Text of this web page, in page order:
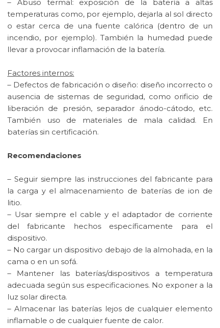
– Abuso termal: exposición de la batería a altas
temperaturas como, por ejemplo, dejarla al sol directo
o estar cerca de una fuente calórica (dentro de un
incendio, por ejemplo). También la humedad puede
llevar a provocar inflamación de la batería.
Factores internos:
– Defectos de fabricación o diseño: diseño incorrecto o
ausencia de sistemas de seguridad, como orificio de
liberación de presión, separador ánodo-cátodo, etc.
También uso de materiales de mala calidad. En
baterías sin certificación.
Recomendaciones
– Seguir siempre las instrucciones del fabricante para
la carga y el almacenamiento de baterías de ion de
litio.
– Usar siempre el cable y el adaptador de corriente
del fabricante hechos específicamente para el
dispositivo.
– No cargar un dispositivo debajo de la almohada, en la
cama o en un sofá.
– Mantener las baterías/dispositivos a temperatura
adecuada según sus especificaciones. No exponer a la
luz solar directa.
– Almacenar las baterías lejos de cualquier elemento
inflamable o de cualquier fuente de calor.